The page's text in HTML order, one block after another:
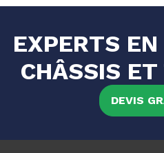
EXPERTS
CHÂSSIS
DEVIS